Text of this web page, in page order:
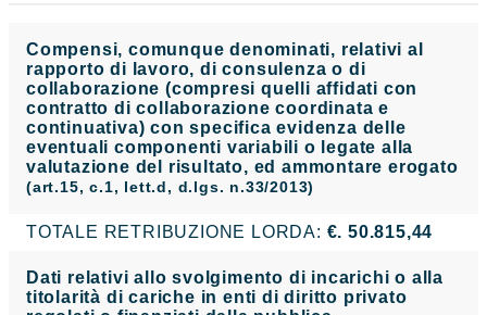
Compensi, comunque denominati, relativi al
rapporto di lavoro, di consulenza o di
collaborazione (compresi quelli affidati con
contratto di collaborazione coordinata e
continuativa) con specifica evidenza delle
eventuali componenti variabili o legate alla
valutazione del risultato, ed ammontare erogato
(art.15, c.1, lett.d, d.lgs. n.33/2013)
TOTALE RETRIBUZIONE LORDA: €. 50.815,44
Dati relativi allo svolgimento di incarichi o alla
titolarità di cariche in enti di diritto privato